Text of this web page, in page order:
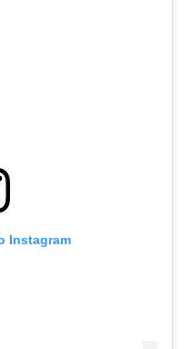
Instagram